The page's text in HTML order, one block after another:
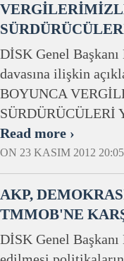
DİSK Genel
davasına ilişkin
BOYUNCA
Read more ›
ON 23 KASIM 2012
AKP,
TMMOB'NE
DİSK Genel